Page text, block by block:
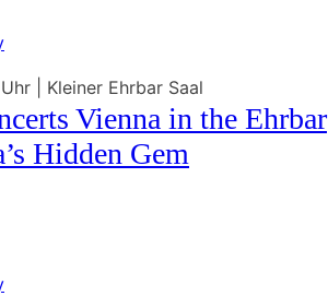
Uhr Kleiner Ehrbar Saal
Vienna in the Ehrbar
Hidden Gem